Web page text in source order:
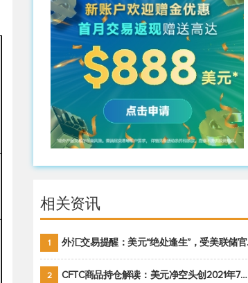
相关资讯
1 外汇交易提醒：美元“绝处逢生”，受美联储官员鹰派讲话支撑
2 CFTC商品持仓解读：美元净空头创2021年7月以来最大，黄金期货投机性净多头头寸减少